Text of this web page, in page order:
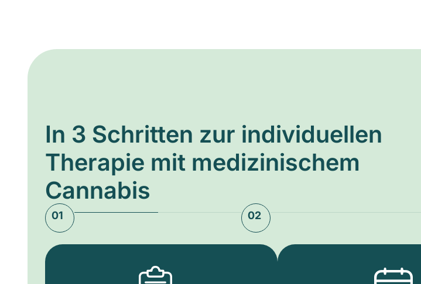
In 3 Schritten zur individuellen
Therapie mit medizinischem
Cannabis
01 02